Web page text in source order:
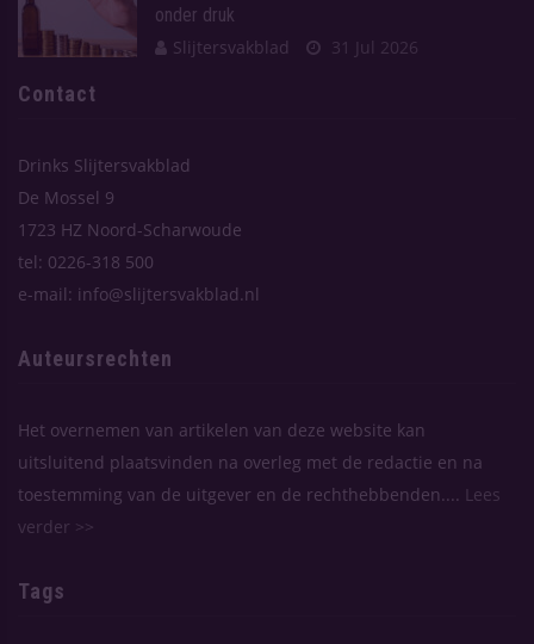
onder druk
Slijtersvakblad
31 Jul 2026
Contact
Drinks Slijtersvakblad
De Mossel 9
1723 HZ Noord-Scharwoude
tel: 0226-318 500
e-mail: info@slijtersvakblad.nl
Auteursrechten
Het overnemen van artikelen van deze website kan
uitsluitend plaatsvinden na overleg met de redactie en na
toestemming van de uitgever en de rechthebbenden....
Lees
verder >>
Tags